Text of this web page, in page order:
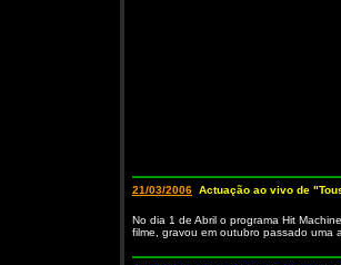
21/03/2006 Actuação ao vivo de
No dia 1 de Abril o programa Hit
filme, gravou em outubro passado uma